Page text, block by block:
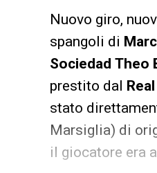
Nuovo giro,
spangoli di
Sociedad Theo
prestito dal
stato
Marsiglia) di
il giocatore era